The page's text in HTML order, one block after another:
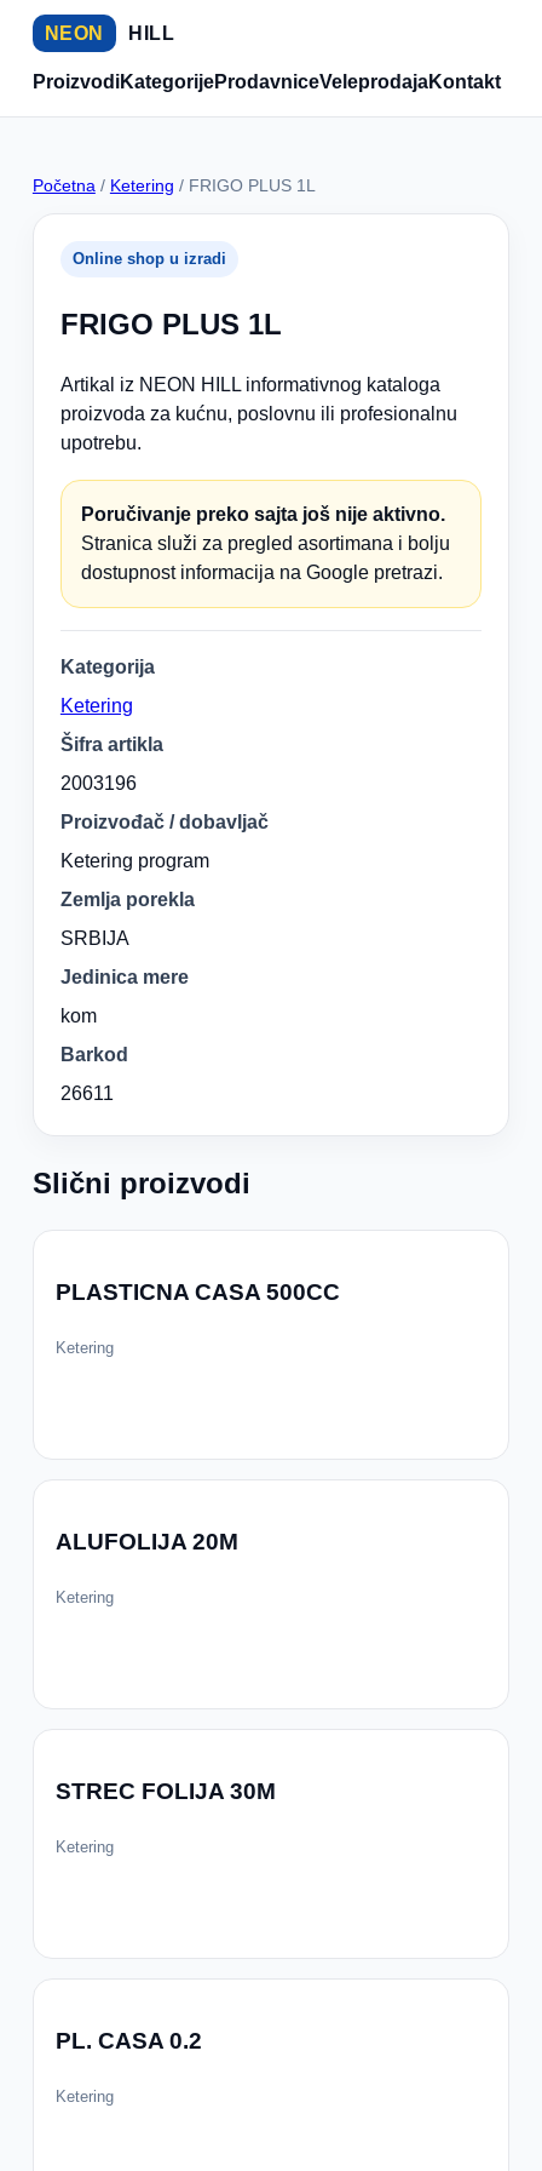
NEON HILL
ProizvodiKategorijeProdavniceVeleprodajaKontakt
Početna / Ketering / FRIGO PLUS 1L
Online shop u izradi
FRIGO PLUS 1L
Artikal iz NEON HILL informativnog kataloga
proizvoda za kućnu, poslovnu ili profesionalnu
upotrebu.
Poručivanje preko sajta još nije aktivno.
Stranica služi za pregled asortimana i bolju
dostupnost informacija na Google pretrazi.
Kategorija
Ketering
Šifra artikla
2003196
Proizvođač / dobavljač
Ketering program
Zemlja porekla
SRBIJA
Jedinica mere
kom
Barkod
26611
Slični proizvodi
PLASTICNA CASA 500CC
Ketering
ALUFOLIJA 20M
Ketering
STREC FOLIJA 30M
Ketering
PL. CASA 0.2
Ketering